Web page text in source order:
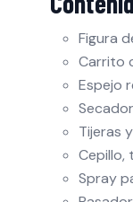
Figura
Carrito
Espejo
Tijeras
Cepillo,
Spray